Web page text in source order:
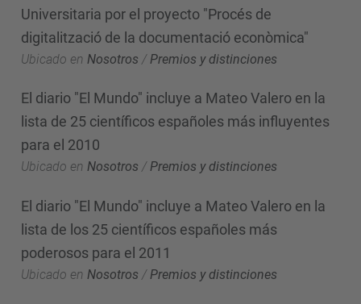
Universitaria por el proyecto "Procés de
digitalització de la documentació econòmica"
Ubicado en Nosotros / Premios y distinciones
El diario "El Mundo" incluye a Mateo Valero en la
lista de 25 científicos españoles más influyentes
para el 2010
Ubicado en Nosotros /Premios y distinciones
El diario "El Mundo" incluye a Mateo Valero en la
lista de los 25 científicos españoles más
poderosos para el 2011
Ubicado en Nosotros / Premios y distinciones